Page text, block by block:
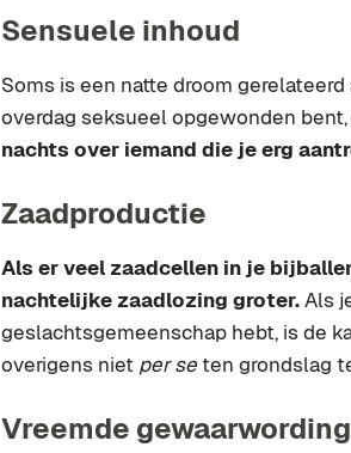
Sensuele inhoud
Soms is een natte droom
overdag seksueel opgewonden
nachts over iemand die je erg
Zaadproductie
Als er veel zaadcellen in je
nachtelijke zaadlozing groter.Als
geslachtsgemeenschap hebt, is de
overigens niet per se ten grondslag
Vreemde gewaarwording